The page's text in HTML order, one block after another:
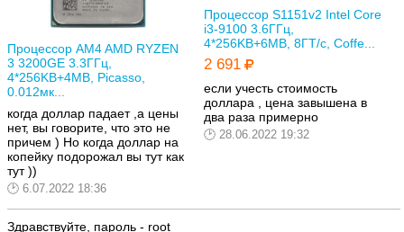
Процессор AM4 AMD RYZEN
3 3200GE 3.3ГГц,
4*256KB+4MB, Picasso,
0.012мк...
когда доллар падает ,а цены
нет, вы говорите, что это не
причем ) Но когда доллар на
копейку подорожал вы тут как
тут ))
6.07.2022 18:36
Процессор S1151v2 Intel Core
i3-9100 3.6ГГц,
4*256KB+6MB, 8ГТ/с, Coffe...
2 691
если учесть стоимость
доллара , цена завышена в
два раза примерно
28.06.2022 19:32
Здравствуйте, пароль - root